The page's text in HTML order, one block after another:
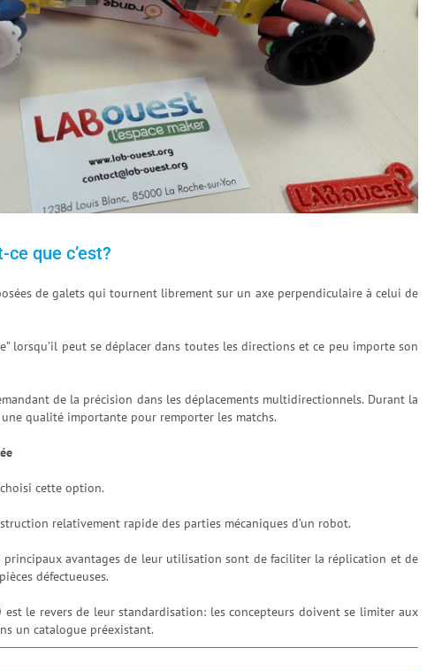
ce que c’est?
de galets qui tournent librement sur un axe perpendiculaire à celui de
lorsqu’il peut se déplacer dans toutes les directions et ce peu importe son
de la précision dans les déplacements multidirectionnels. Durant la
qualité importante pour remporter les matchs.
cette option.
relativement rapide des parties mécaniques d’un robot.
principaux avantages de leur utilisation sont de faciliter la réplication et de
défectueuses.
le revers de leur standardisation: les concepteurs doivent se limiter aux
un catalogue préexistant.